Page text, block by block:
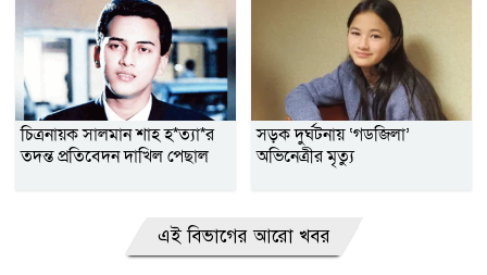
চিত্রনায়ক সালমান শাহ হ*ত্যা*র
তদন্ত প্রতিবেদন দাখিল পেছাল
সড়ক দুর্ঘটনায় ‘গডজিলা’
অভিনেত্রীর মৃত্যু
এই বিভাগের আরো খবর